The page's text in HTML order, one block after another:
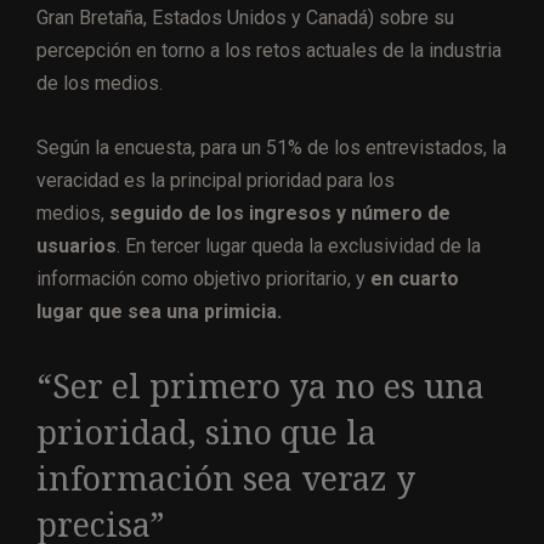
Gran Bretaña, Estados Unidos y Canadá) sobre su
percepción en torno a los retos actuales de la industria
de los medios.
Según la encuesta, para un 51% de los entrevistados, la
veracidad es la principal prioridad para los
medios, seguido de los ingresos y número de
usuarios . En tercer lugar queda la exclusividad de la
información como objetivo prioritario, y en cuarto
lugar que sea una primicia.
“Ser el primero ya no es una
prioridad, sino que la
información sea veraz y
precisa”